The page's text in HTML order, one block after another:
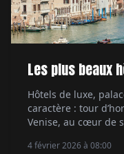
Les plus beaux
Hôtels de luxe,
caractère : tour
Venise, au cœur de
4 février 2026 à 08:00